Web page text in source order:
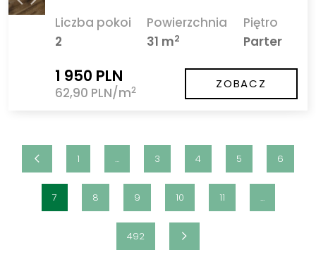
Liczba pokoi
2
Powierzchnia
31 m2
Piętro
Parter
1 950 PLN
62,90 PLN/m2 ZOBACZ
1 ... 3 4 5 6
7 8 9 10 11 ...
492